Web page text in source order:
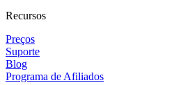
Recursos
Preços
Suporte
Blog
Programa de Afiliados